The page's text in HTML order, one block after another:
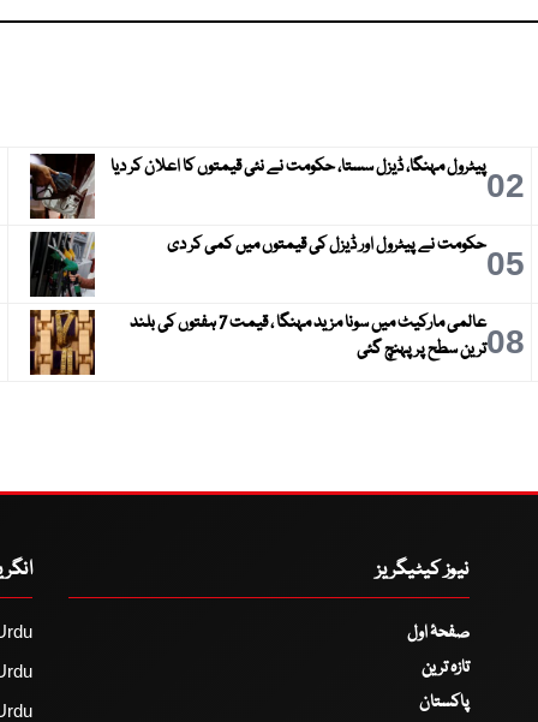
02پیٹرول مہنگا، ڈیزل سستا، حکومت نے نئی قیمتوں کا اعلان کر دیا
05حکومت نے پیٹرول اور ڈیزل کی قیمتوں میں کمی کر دی
08
عالمی مارکیٹ میں سونا مزید مہنگا ، قیمت 7 ہفتوں کی بلند
ترین سطح پر پہنچ گئی
نیوز کیٹیگریز
صفحۂ اول
تازہ ترین
پاکستان